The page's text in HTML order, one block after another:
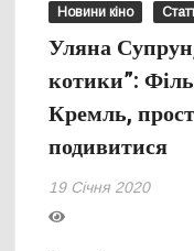
Новини кіно
Уляна
котики”:
Кремль,
подивитися
19 Січня 2020